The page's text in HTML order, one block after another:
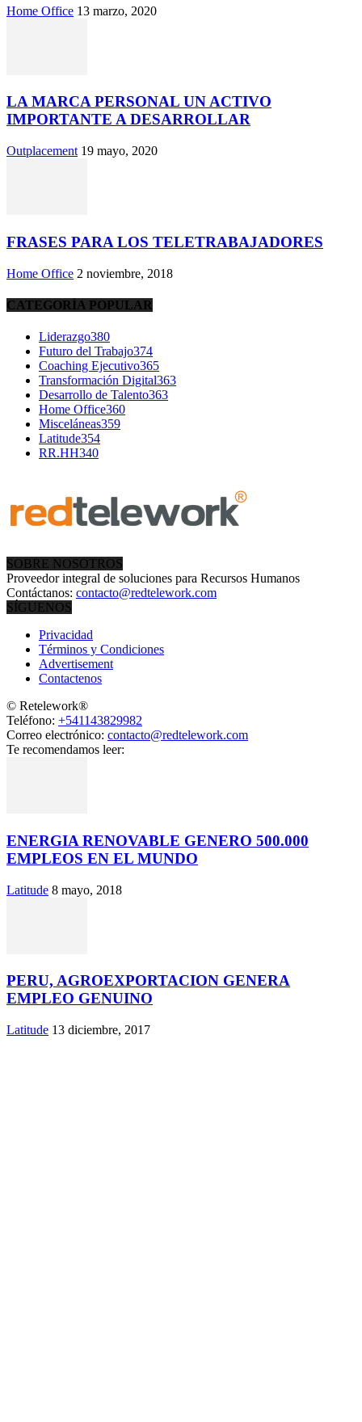
Home Office 13 marzo, 2020
LA MARCA PERSONAL UN ACTIVO
IMPORTANTE A DESARROLLAR
Outplacement 19 mayo, 2020
FRASES PARA LOS TELETRABAJADORES
Home Office 2 noviembre, 2018
CATEGORÍA POPULAR
Liderazgo380
Futuro del Trabajo374
Coaching Ejecutivo365
Transformación Digital363
Desarrollo de Talento363
Home Office360
Misceláneas359
Latitude354
RR.HH340
SOBRE NOSOTROS
Proveedor integral de soluciones para Recursos Humanos
Contáctanos: contacto@redtelework.com
SÍGUENOS
Privacidad
Términos y Condiciones
Advertisement
Contactenos
© Retelework®
Teléfono: +541143829982
Correo electrónico: contacto@redtelework.com
Te recomendamos leer:
ENERGIA RENOVABLE GENERO 500.000
EMPLEOS EN EL MUNDO
Latitude 8 mayo, 2018
PERU, AGROEXPORTACION GENERA
EMPLEO GENUINO
Latitude 13 diciembre, 2017